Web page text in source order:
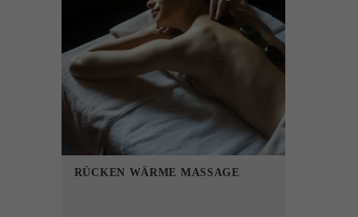
RÜCKEN WÄRME MASSAGE